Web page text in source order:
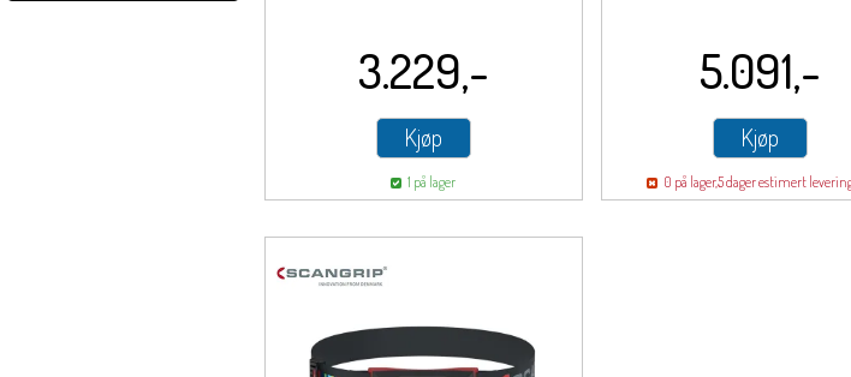
3.229,-
Kjøp
1 på lager
5.091,-
Kjøp
0 på lager,5 dager estimert